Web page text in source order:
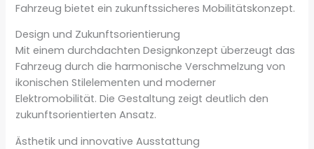
Fahrzeug bietet ein zukunftssicheres Mobilitätskonzept.
Design und Zukunftsorientierung
Mit einem durchdachten Designkonzept überzeugt das
Fahrzeug durch die harmonische Verschmelzung von
ikonischen Stilelementen und moderner
Elektromobilität. Die Gestaltung zeigt deutlich den
zukunftsorientierten Ansatz.
Ästhetik und innovative Ausstattung